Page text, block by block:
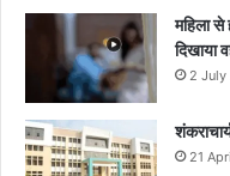
महिला
दिखाया
2
21